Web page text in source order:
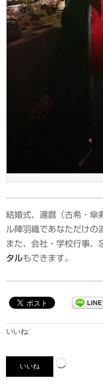
結婚式、還暦（古希・傘
ル陣羽織であなただけの
また、会社・学校行事、
タルもできます。
いいね:
いいね
読